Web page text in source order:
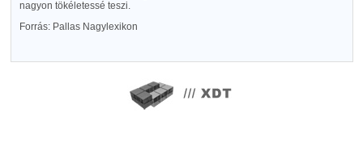
nagyon tökéletessé teszi.
Forrás: Pallas Nagylexikon